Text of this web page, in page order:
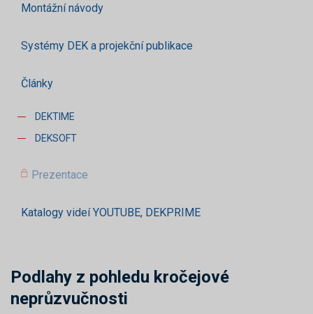
Montážní návody
Systémy DEK a projekční publikace
Články
DEKTIME
DEKSOFT
Prezentace
Katalogy videí YOUTUBE, DEKPRIME
Podlahy z pohledu kročejové
neprůzvučnosti